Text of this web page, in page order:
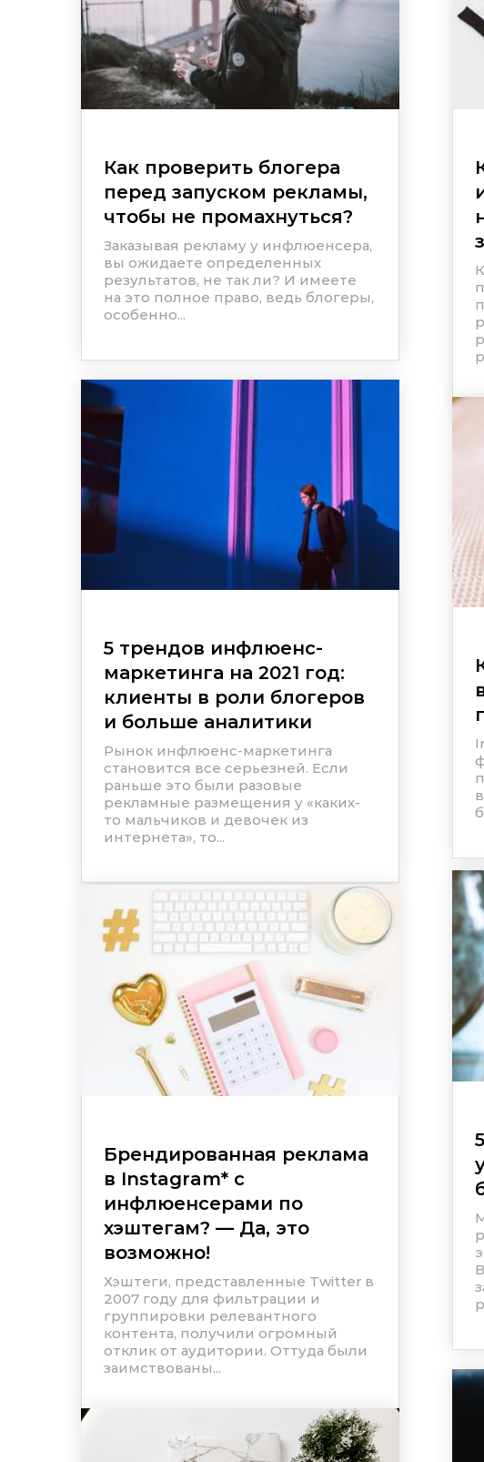
Как проверить блогера
перед запуском рекламы,
чтобы не промахнуться?
Заказывая рекламу у инфлюенсера,
вы ожидаете определенных
результатов, не так ли? И имеете
на это полное право, ведь блогеры,
особенно...
5 трендов инфлюенс-
маркетинга на 2021 год:
клиенты в роли блогеров
и больше аналитики
Рынок инфлюенс-маркетинга
становится все серьезней. Если
раньше это были разовые
рекламные размещения у «каких-
то мальчиков и девочек из
интернета», то...
Брендированная реклама
в Instagram*с
инфлюенсерами по
хэштегам? — Да, это
возможно!
Хэштеги, представленные Twitter в
2007 году для фильтрации и
группировки релевантного
контента, получили огромный
отклик от аудитории. Оттуда были
заимствованы...